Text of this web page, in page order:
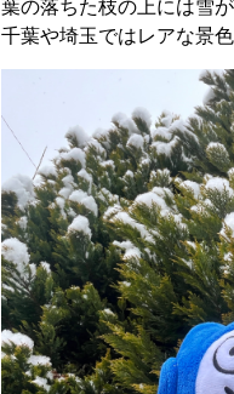
葉の落ちた枝の上には雪
千葉や埼玉ではレアな景色